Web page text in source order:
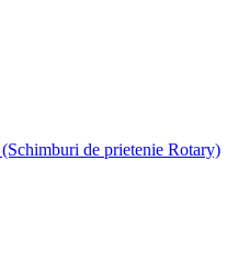
de prietenie Rotary)